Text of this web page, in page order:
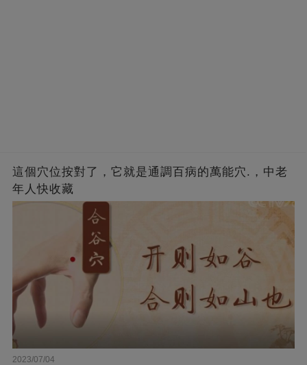
這個穴位按對了，它就是通調百病的萬能穴.，中老
年人快收藏
2023/07/04